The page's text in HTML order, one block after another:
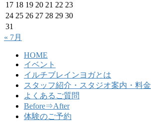
17 18 19 20 21 22 23
24 25 26 27 28 29 30
31
« 7月
HOME
イベント
イルチブレインヨガとは
スタッフ紹介・スタジオ案内・料金
よくあるご質問
Before⇒After
体験のご予約